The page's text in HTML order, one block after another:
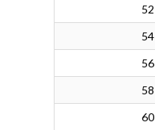
52
54
56
58
60